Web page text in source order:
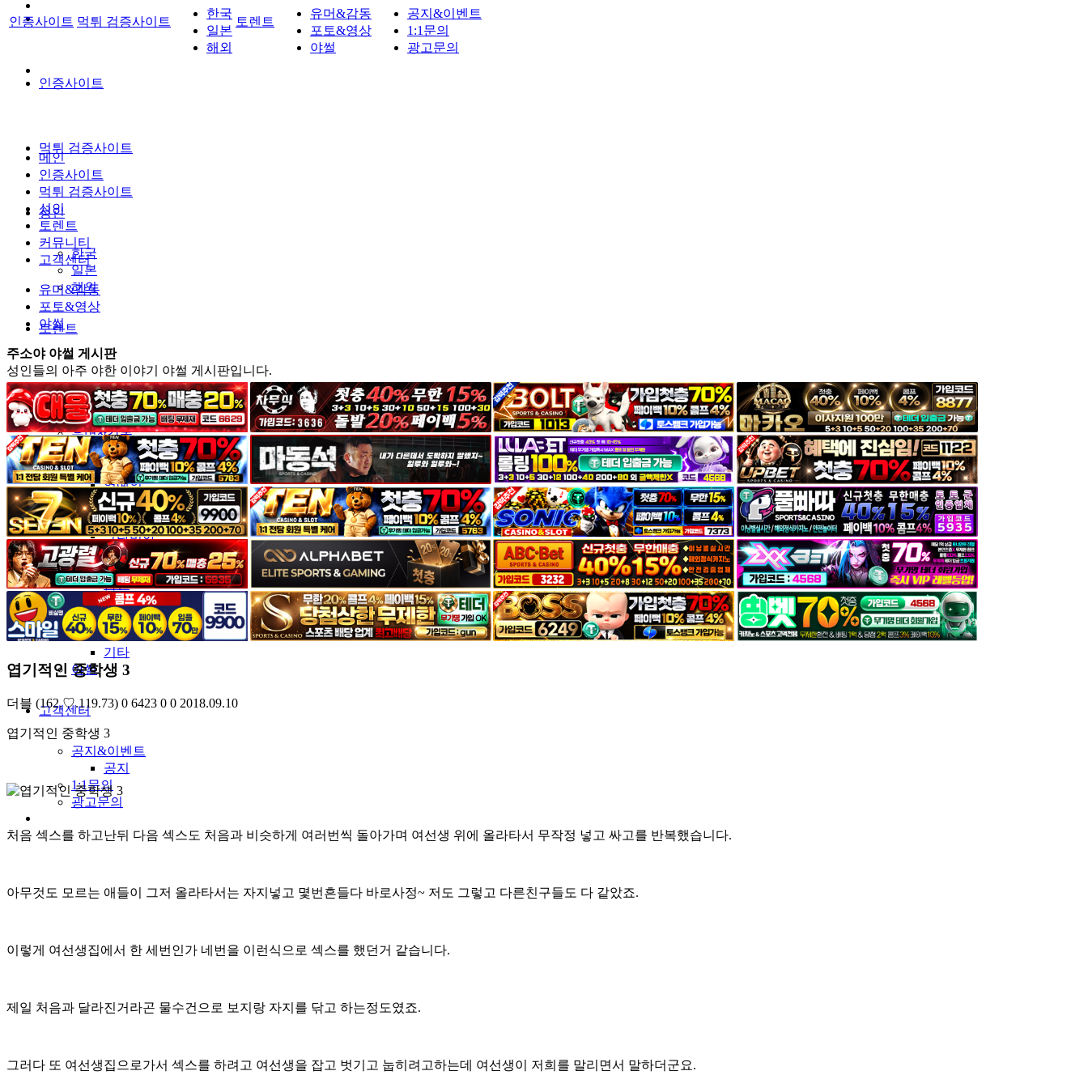
인증사이트
먹튀 검증사이트
성인
한국
일본
해외
토렌트
커뮤니티
유머&감동
포토&영상
일반인
연예인
서양
모델
그라비아
코스프레
BJ
품번
후방주의
움짤
스포츠
기타
야썰
고객센터
공지&이벤트
공지
1:1문의
광고문의
인증사이트 먹튀 검증사이트
한국
일본
해외
토렌트
유머&감동
포토&영상
야썰
공지&이벤트
1:1문의
광고문의
메인
인증사이트
먹튀 검증사이트
성인
토렌트
커뮤니티
고객센터
유머&감동
포토&영상
야썰
주소야 야썰 게시판
성인들의 아주 야한 이야기 야썰 게시판입니다.
엽기적인 중학생 3
더블 (162.♡.119.73) 0 6423 0 0 2018.09.10
엽기적인 중학생 3
처음 섹스를 하고난뒤 다음 섹스도 처음과 비슷하게 여러번씩 돌아가며 여선생 위에 올라타서 무작정 넣고 싸고를 반복했습니다.
아무것도 모르는 애들이 그저 올라타서는 자지넣고 몇번흔들다 바로사정~ 저도 그렇고 다른친구들도 다 같았죠.
이렇게 여선생집에서 한 세번인가 네번을 이런식으로 섹스를 했던거 같습니다.
제일 처음과 달라진거라곤 물수건으로 보지랑 자지를 닦고 하는정도였죠.
그러다 또 여선생집으로가서 섹스를 하려고 여선생을 잡고 벗기고 눕히려고하는데 여선생이 저희를 말리면서 말하더군요.